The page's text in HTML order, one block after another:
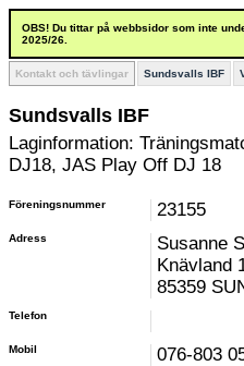
OBS! Du tittar på webbsidor som inte
2025/26.
Kontakt och tävlingar Sundsvalls IBF
Sundsvalls IBF
Laginformation:
DJ18, JAS Play Off DJ 18
Föreningsnummer 23155
Adress
Susanne
Knävland
85359
Telefon
Mobil 076-803